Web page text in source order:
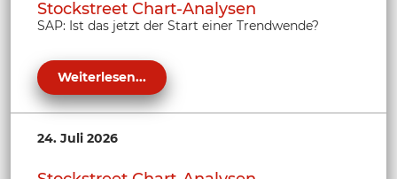
Stockstreet Chart-Analysen
SAP: Ist das jetzt der Start einer Trendwende?
Weiterlesen...
24. Juli 2026